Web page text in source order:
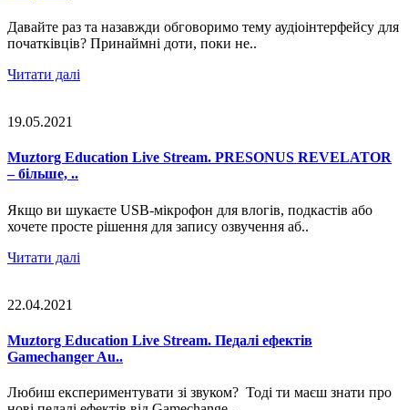
Давайте раз та назавжди обговоримо тему аудіоінтерфейсу для
початківців? Принаймні доти, поки не..
Читати далі
19.05.2021
Muztorg Education Live Stream. PRESONUS REVELATOR
– більше, ..
Якщо ви шукаєте USB-мікрофон для влогів, подкастів або
хочете просте рішення для запису озвучення аб..
Читати далі
22.04.2021
Muztorg Education Live Stream. Педалі ефектів
Gamechanger Au..
Любиш експериментувати зі звуком? Тоді ти маєш знати про